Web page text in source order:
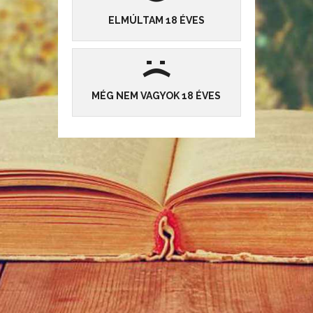
Elfogadom
Az oldal cookie-kat használ, hogy az Önnek nyújtott szolgáltatásaink még hatékonyabbak
legyenek. Részletek
magány
Beküldte:Pondss, 2004-08-26 00:00:00|Idézetek
12
ELOLVASOM »
mókus
Beküldte: Idézetek
9 15 2672
ELOLVASOM »
HOZZÁSZÓLÁSOK
Még nincsenek hozzászólások
ELMÚLTAM 18 ÉVES
:
(
MÉG NEM VAGYOK 18 ÉVES